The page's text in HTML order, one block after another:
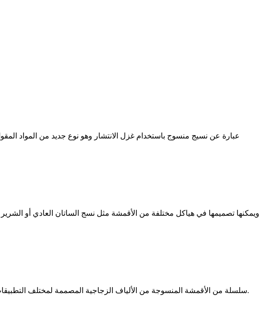
تنتج المركبات Xcellent سلسلة من الأقمشة المنسوجة من الألياف الزجاجية المصممة لمختلف التطبيقات ، بما في ذلك الأقمشة للوحات الدوائر المطبوعة الإلكترونية ، وأقمشة التوسع ، وأقمشة التصفية.